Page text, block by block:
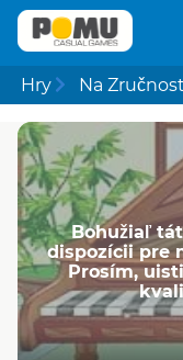
Hry Na Zručnost
Bohužiaľ
dispozícii pre
Prosím,